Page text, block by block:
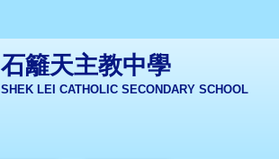
石籬天主教中學
SHEK LEI CATHOLIC SECONDARY SCHOOL